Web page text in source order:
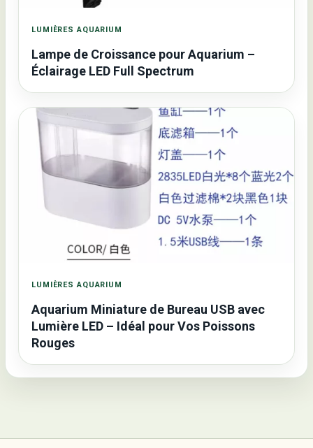
LUMIÈRES AQUARIUM
Lampe de Croissance pour Aquarium –
Éclairage LED Full Spectrum
LUMIÈRES AQUARIUM
Aquarium Miniature de Bureau USB avec
Lumière LED – Idéal pour Vos Poissons
Rouges